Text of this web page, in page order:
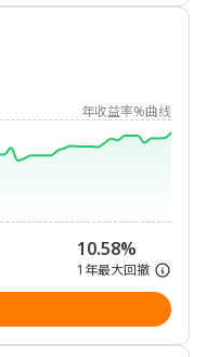
年收益率%曲线
10.58%
1年最大回撤